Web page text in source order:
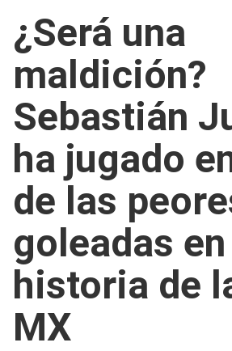
¿Será una
maldición?
Sebastián
ha jugado
de las
goleadas
historia de
MX